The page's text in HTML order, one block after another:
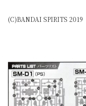
(C)BANDAI SPIRITS 2019